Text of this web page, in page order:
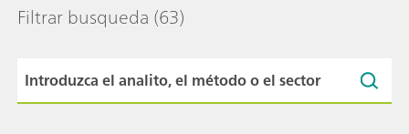
Filtrar busqueda (63)